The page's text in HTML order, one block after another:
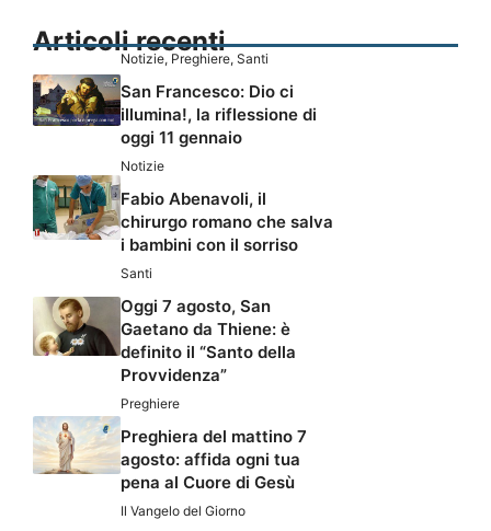
Articoli recenti
Notizie, Preghiere, Santi
San Francesco: Dio ci
illumina!, la riflessione di
oggi 11 gennaio
Notizie
Fabio Abenavoli, il
chirurgo romano che salva
i bambini con il sorriso
Santi
Oggi 7 agosto, San
Gaetano da Thiene: è
definito il “Santo della
Provvidenza”
Preghiere
Preghiera del mattino 7
agosto: affida ogni tua
pena al Cuore di Gesù
Il Vangelo del Giorno